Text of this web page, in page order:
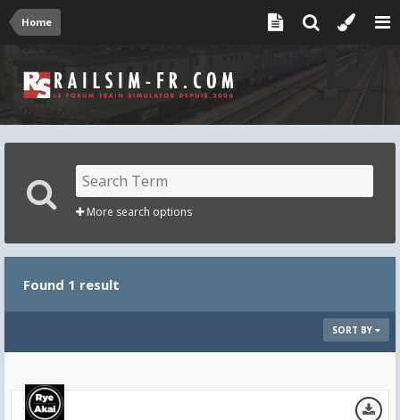
Home
More search options
Found 1 result
SORT BY